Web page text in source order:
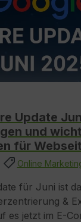
Update
und
für
Online
für Juni ist
&
es jetzt im E-